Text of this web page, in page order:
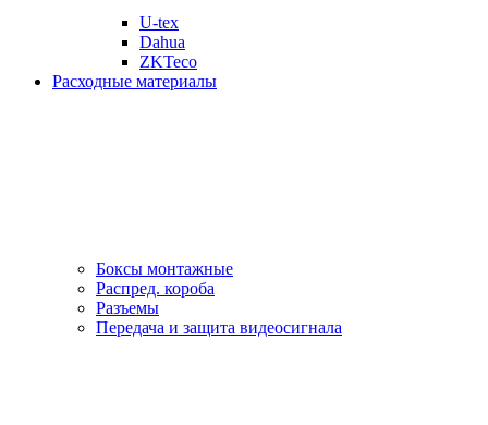
U-tex
Dahua
ZKTeco
Расходные материалы
Боксы монтажные
Распред. короба
Разъемы
Передача и защита видеосигнала